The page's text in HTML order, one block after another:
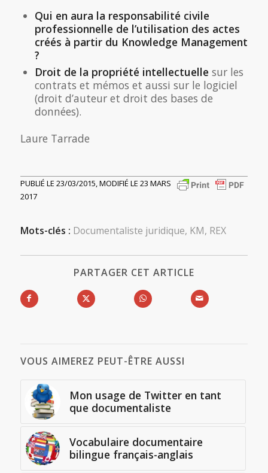
Qui en aura la responsabilité civile
professionnelle de l’utilisation des actes
créés à partir du Knowledge Management
?
Droit de la propriété intellectuelle sur les
contrats et mémos et aussi sur le logiciel
(droit d’auteur et droit des bases de
données).
Laure Tarrade
PUBLIÉ LE 23/03/2015, MODIFIÉ LE 23 MARS
2017
Mots-clés : Documentaliste juridique, KM, REX
PARTAGER CET ARTICLE
VOUS AIMEREZ PEUT-ÊTRE AUSSI
Mon usage de Twitter en tant
que documentaliste
Vocabulaire documentaire
bilingue français-anglais